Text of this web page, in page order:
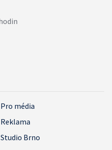
Pro média
Reklama
Studio Brno